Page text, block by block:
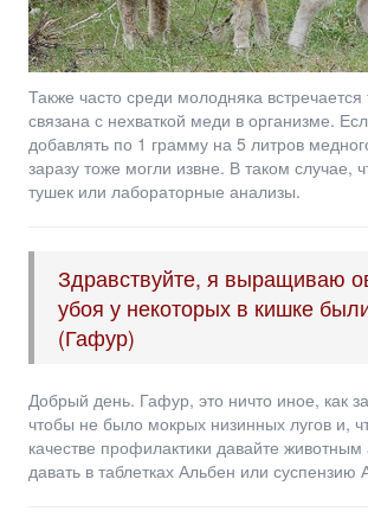
Также часто среди молодняка
связана с нехваткой меди в организме.
добавлять по 1 грамму на 5 литров
заразу тоже могли извне. В таком случае,
тушек или лабораторные анализы.
Здравствуйте, я выращиваю
убоя у некоторых в кишке
(Гафур)
Добрый день. Гафур, это ничто иное, как
чтобы не было мокрых низинных лугов и,
качестве профилактики давайте
давать в таблетках Альбен или суспензию